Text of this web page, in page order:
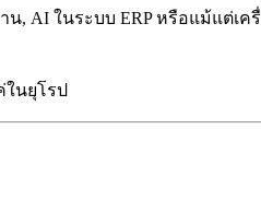
AI ในระบบ ERP หรือแม้แต่เ
นยุโรป